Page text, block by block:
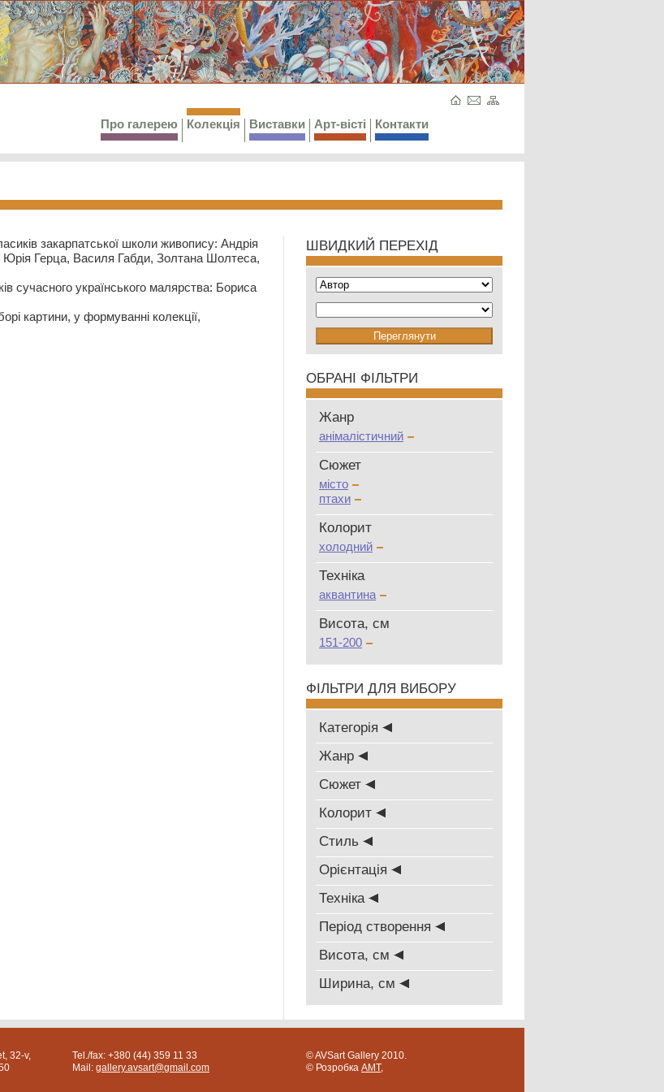
Про галерею Колекція Виставки Арт-вісті Контакти
закарпатської школи живопису: Андрія
Герца, Василя Габди, Золтана Шолтеса,
сучасного українського малярства: Бориса
картини, у формуванні колекції,
ШВИДКИЙ ПЕРЕХІД
ОБРАНІ ФІЛЬТРИ
Жанр
анімалістичний
Сюжет
місто
птахи
Колорит
холодний
Техніка
аквантина
Висота, см
151-200
ФІЛЬТРИ ДЛЯ ВИБОРУ
Категорія
Жанр
Сюжет
Колорит
Стиль
Oрієнтація
Техніка
Період створення
Висота, см
Ширина, см
32-v,
Tel./fax: +380 (44) 359 11 33
Mail: gallery.avsart@gmail.com
© AVSart Gallery 2010.
© Розробка AMT,